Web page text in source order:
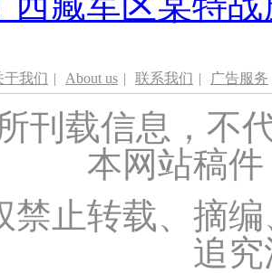
于我们 | About us | 联系我们 | 广告服务
刊载信息，不
本网站稿
禁止转载、摘
追